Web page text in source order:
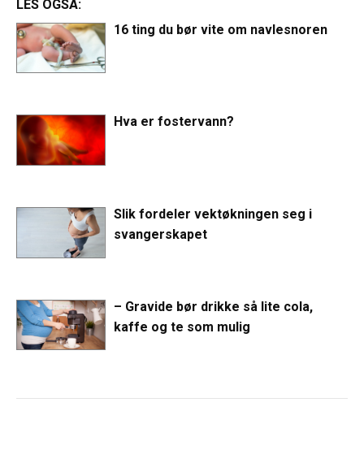
LES OGSÅ:
16 ting du bør vite om navlesnoren
Hva er fostervann?
Slik fordeler vektøkningen seg i
svangerskapet
– Gravide bør drikke så lite cola,
kaffe og te som mulig